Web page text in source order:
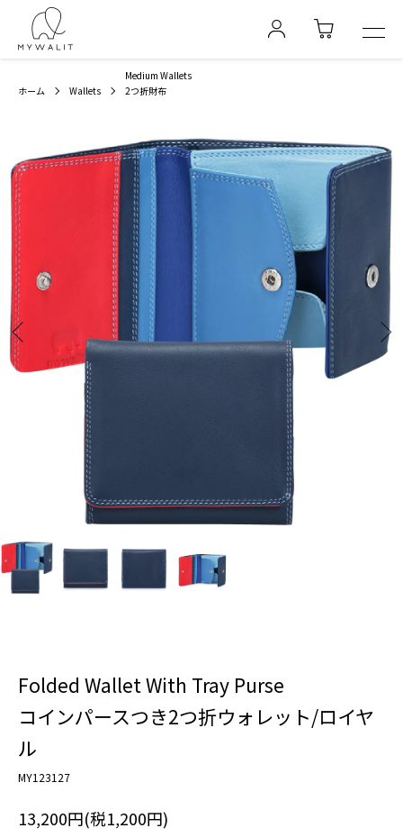
ホーム Wallets
Medium Wallets
2つ折財布
Folded Wallet With Tray Purse
コインパースつき2つ折ウォレット/ロイヤ
ル
MY123127
13,200円(税1,200円)